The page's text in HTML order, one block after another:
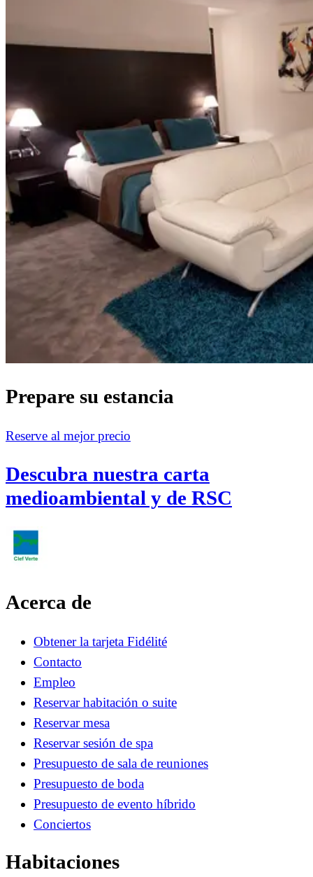
Prepare su estancia
Reserve al mejor precio
Descubra nuestra carta
medioambiental y de RSC
Acerca de
Obtener la tarjeta Fidélité
Contacto
Empleo
Reservar habitación o suite
Reservar mesa
Reservar sesión de spa
Presupuesto de sala de reuniones
Presupuesto de boda
Presupuesto de evento híbrido
Conciertos
Habitaciones